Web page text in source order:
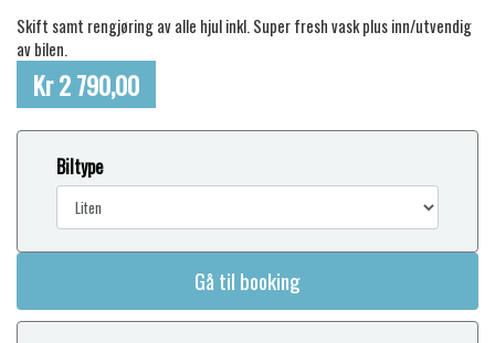
Skift samt rengjøring av alle hjul inkl. Super fresh vask plus inn/utvendig
av bilen.
Kr 2 790,00
Biltype
Gå til booking